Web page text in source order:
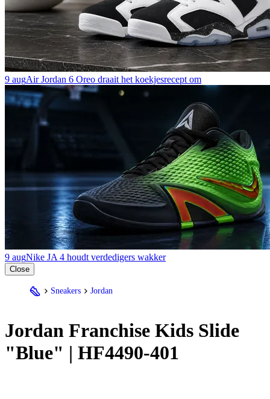
9 augAir Jordan 6 Oreo draait het koekjesrecept om
9 augNike JA 4 houdt verdedigers wakker
Close
Sneakers Jordan
Jordan Franchise Kids Slide
"Blue" | HF4490-401